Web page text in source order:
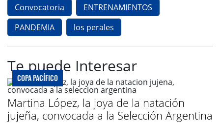
Convocatoria
ENTRENAMIENTOS
PANDEMIA
los perales
Te puede Interesar
COPA PACÍFICO
Martina López, la joya de la natación
jujeña, convocada a la Selección Argentina